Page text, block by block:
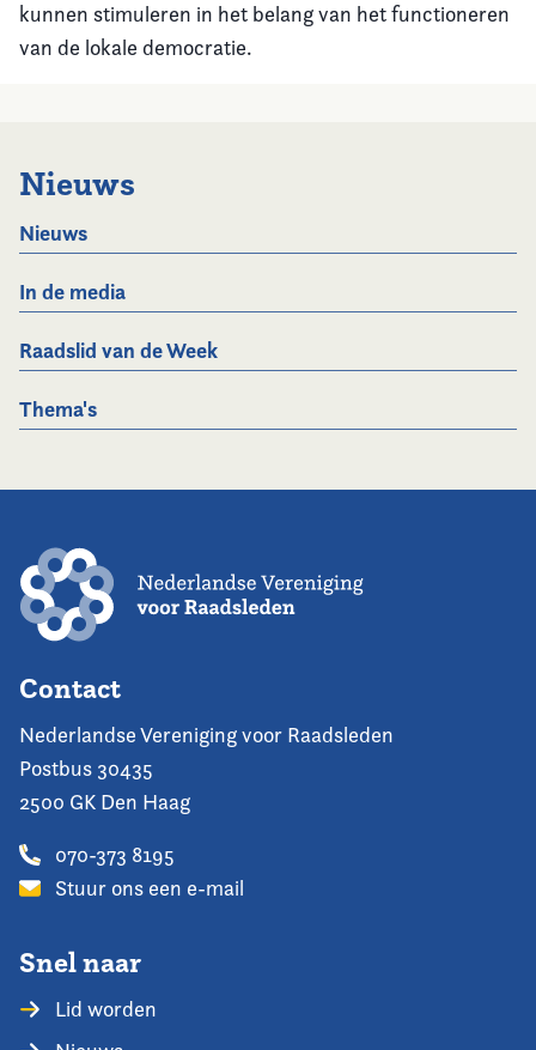
kunnen stimuleren in het belang van het functioneren
van de lokale democratie.
Nieuws
Nieuws
In de media
Raadslid van de Week
Thema's
Contact
Nederlandse Vereniging voor Raadsleden
Postbus 30435
2500 GK Den Haag
070-373 8195
Stuur ons een e-mail
Snel naar
Lid worden